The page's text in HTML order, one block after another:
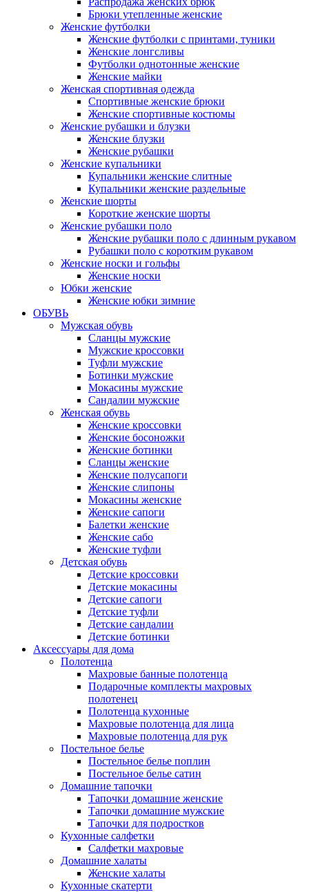
Брюки утепленные женские
Женские футболки
Женские футболки с принтами, туники
Женские лонгсливы
Футболки однотонные женские
Женские майки
Женская спортивная одежда
Спортивные женские брюки
Женские спортивные костюмы
Женские рубашки и блузки
Женские блузки
Женские рубашки
Женские купальники
Купальники женские слитные
Купальники женские раздельные
Женские шорты
Короткие женские шорты
Женские рубашки поло
Женские рубашки поло с длинным рукавом
Рубашки поло с коротким рукавом
Женские носки и гольфы
Женские носки
Юбки женские
Женские юбки зимние
ОБУВЬ
Мужская обувь
Сланцы мужские
Мужские кроссовки
Туфли мужские
Ботинки мужские
Мокасины мужские
Сандалии мужские
Женская обувь
Женские кроссовки
Женские босоножки
Женские ботинки
Сланцы женские
Женские полусапоги
Женские слипоны
Мокасины женские
Женские сапоги
Балетки женские
Женские сабо
Женские туфли
Детская обувь
Детские кроссовки
Детские мокасины
Детские сапоги
Детские туфли
Детские сандалии
Детские ботинки
Аксессуары для дома
Полотенца
Махровые банные полотенца
Подарочные комплекты махровых
полотенец
Полотенца кухонные
Махровые полотенца для лица
Махровые полотенца для рук
Постельное белье
Постельное белье поплин
Постельное белье сатин
Домашние тапочки
Тапочки домашние женские
Тапочки домашние мужские
Тапочки для подростков
Кухонные салфетки
Салфетки махровые
Домашние халаты
Женские халаты
Кухонные скатерти